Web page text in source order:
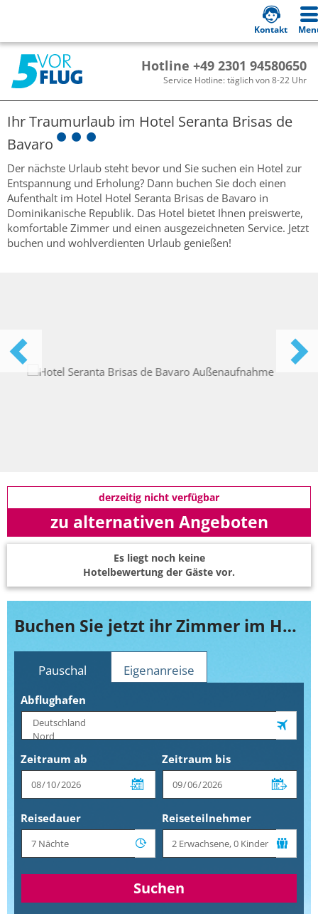
Hotline +49 2301 94580650
Service Hotline: täglich von 8-22 Uhr
Kontakt
Ihr Traumurlaub im Hotel Seranta Brisas de
Bavaro
Der nächste Urlaub steht bevor und Sie suchen ein Hotel zur
Entspannung und Erholung? Dann buchen Sie doch einen
Aufenthalt im Hotel Hotel Seranta Brisas de Bavaro in
Dominikanische Republik. Das Hotel bietet Ihnen preiswerte,
komfortable Zimmer und einen ausgezeichneten Service. Jetzt
buchen und wohlverdienten Urlaub genießen!
derzeitig nicht verfügbar
zu alternativen Angeboten
Es liegt noch keine
Hotelbewertung der Gäste vor.
Buchen Sie jetzt ihr Zimmer im Hotel Seranta Brisas de Bavaro
Pauschal Eigenanreise
Abflughafen
Zeitraum ab Zeitraum bis
Reisedauer Reiseteilnehmer
Suchen